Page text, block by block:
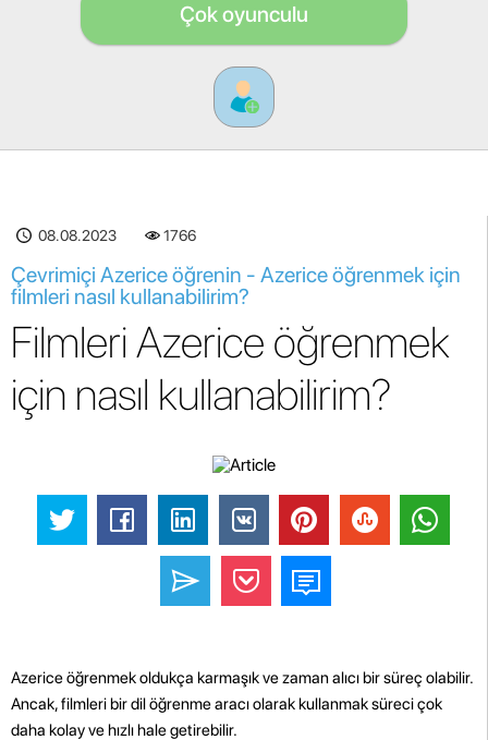
Çok oyunculu
08.08.2023 1766
Çevrimiçi Azerice öğrenin - Azerice öğrenmek için
filmleri nasıl kullanabilirim?
Filmleri Azerice öğrenmek
için nasıl kullanabilirim?
Azerice öğrenmek oldukça karmaşık ve zaman alıcı bir süreç olabilir.
Ancak, filmleri bir dil öğrenme aracı olarak kullanmak süreci çok
daha kolay ve hızlı hale getirebilir.